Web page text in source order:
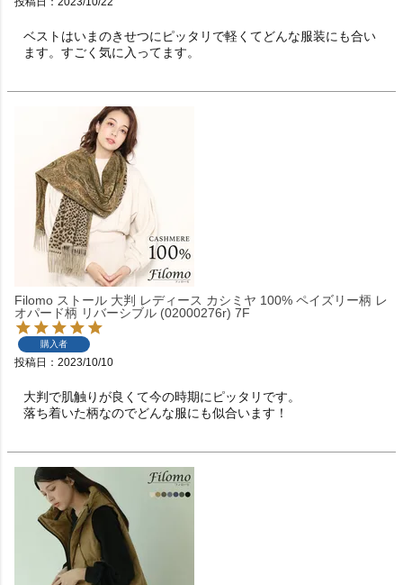
ベストはいまのきせつにピッタリで軽くてどんな服装にも合い
ます。すごく気に入ってます。
Filomo ストール 大判 レディース カシミヤ 100% ペイズリー柄 レ
オパード柄 リバーシブル (02000276r) 7F
購入者
投稿日 2023/10/10
大判で肌触りが良くて今の時期にピッタリです。
落ち着いた柄なのでどんな服にも似合います！